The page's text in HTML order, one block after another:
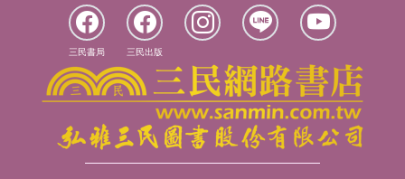
三民書局 三民出版